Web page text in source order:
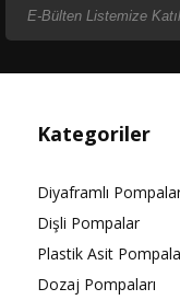
Kategoriler
Diyaframlı
Dişli Pompalar
Plastik Asit
Dozaj Pompaları